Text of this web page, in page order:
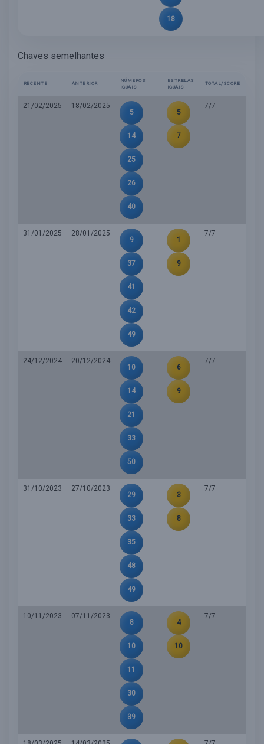
18
Chaves semelhantes
RECENTE ANTERIOR
NÚMEROS
IGUAIS
ESTRELAS
IGUAIS
TOTAL/SCORE
21/02/2025
18/02/2025
5
14
25
26
40
5
7
7/7
31/01/2025
28/01/2025
9
37
41
42
49
1
9
7/7
24/12/2024
20/12/2024
10
14
21
33
50
6
9
7/7
31/10/2023
27/10/2023
29
33
35
48
49
3
8
7/7
10/11/2023
07/11/2023
8
10
11
30
39
4
10
7/7